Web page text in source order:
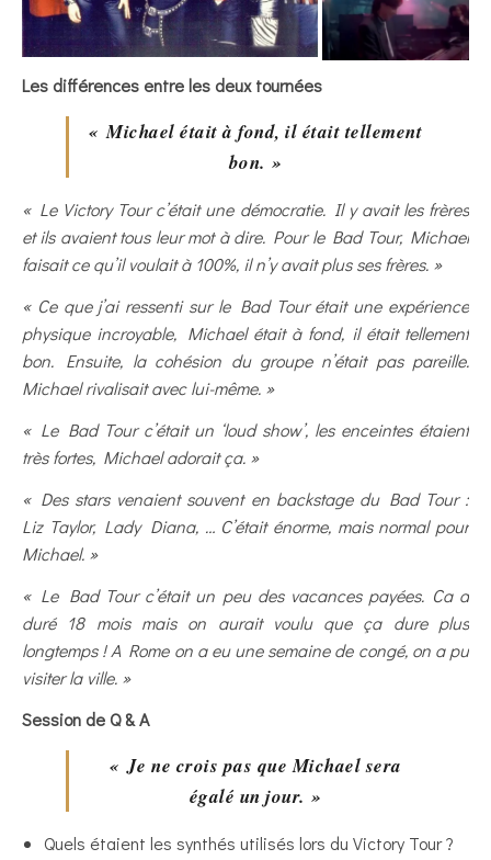
Les différences entre les deux tournées
« Michael était à fond, il était tellement
bon. »
« Le Victory Tour c’était une démocratie. Il y avait les frères
et ils avaient tous leur mot à dire. Pour le Bad Tour, Michael
faisait ce qu’il voulait à 100%, il n’y avait plus ses frères. »
« Ce que j’ai ressenti sur le Bad Tour était une expérience
physique incroyable, Michael était à fond, il était tellement
bon. Ensuite, la cohésion du groupe n’était pas pareille.
Michael rivalisait avec lui-même. »
« Le Bad Tour c’était un ‘loud show’, les enceintes étaient
très fortes, Michael adorait ça. »
« Des stars venaient souvent en backstage du Bad Tour :
Liz Taylor, Lady Diana, … C’était énorme, mais normal pour
Michael. »
« Le Bad Tour c’était un peu des vacances payées. Ca a
duré 18 mois mais on aurait voulu que ça dure plus
longtemps ! A Rome on a eu une semaine de congé, on a pu
visiter la ville. »
Session de Q & A
« Je ne crois pas que Michael sera
égalé un jour. »
Quels étaient les synthés utilisés lors du Victory Tour ?